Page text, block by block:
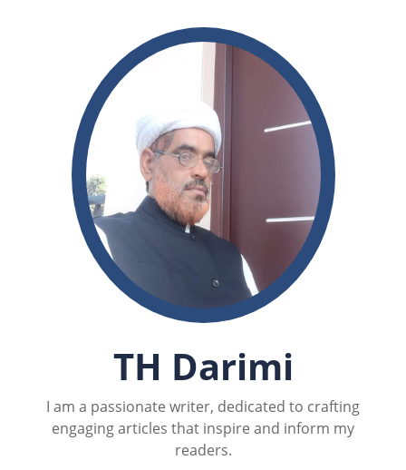
TH Darimi
I am a passionate writer, dedicated to crafting
engaging articles that inspire and inform my
readers.